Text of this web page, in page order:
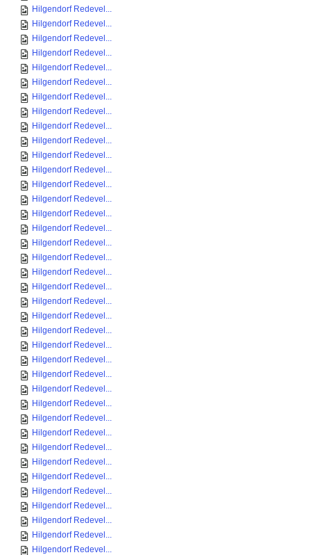
Hilgendorf Redevel...
Hilgendorf Redevel...
Hilgendorf Redevel...
Hilgendorf Redevel...
Hilgendorf Redevel...
Hilgendorf Redevel...
Hilgendorf Redevel...
Hilgendorf Redevel...
Hilgendorf Redevel...
Hilgendorf Redevel...
Hilgendorf Redevel...
Hilgendorf Redevel...
Hilgendorf Redevel...
Hilgendorf Redevel...
Hilgendorf Redevel...
Hilgendorf Redevel...
Hilgendorf Redevel...
Hilgendorf Redevel...
Hilgendorf Redevel...
Hilgendorf Redevel...
Hilgendorf Redevel...
Hilgendorf Redevel...
Hilgendorf Redevel...
Hilgendorf Redevel...
Hilgendorf Redevel...
Hilgendorf Redevel...
Hilgendorf Redevel...
Hilgendorf Redevel...
Hilgendorf Redevel...
Hilgendorf Redevel...
Hilgendorf Redevel...
Hilgendorf Redevel...
Hilgendorf Redevel...
Hilgendorf Redevel...
Hilgendorf Redevel...
Hilgendorf Redevel...
Hilgendorf Redevel...
Hilgendorf Redevel...